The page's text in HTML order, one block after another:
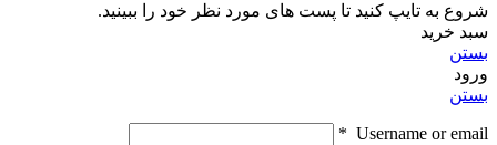
شروع به تایپ کنید تا پست های مورد نظر خود را ببینید.
سبد خرید
بستن
ورود
بستن
Username or email
*